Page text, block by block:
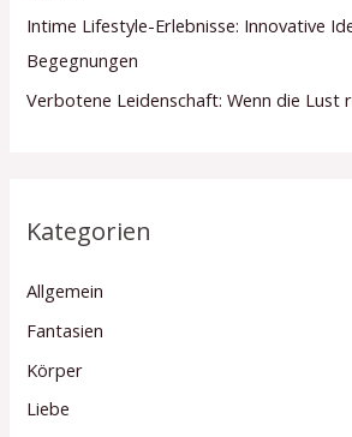
Intime Lifestyle-Erlebnisse: Innovative
Begegnungen
Verbotene Leidenschaft: Wenn die Lust
Kategorien
Allgemein
Fantasien
Körper
Liebe